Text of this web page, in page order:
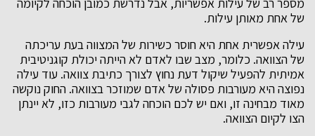
מספר רב של עילות אפשריות, אבל נדרשת כמובן הוכחה לקיומה
של אחת מאותן עילות.
עילה אפשרית אחת היא חוסר כשירות של המצווה בעת עריכתה
של הצוואה. כלומר, מצב שבו לאדם לא הייתה יכולת קוגניטיבית
אמיתית להפעיל שיקול דעת נחוץ לצורך כתיבת צוואה. עוד עילה
נפוצה היא מעורבות פסולה של אדם שמוזכר בצוואה. החוק נוקשה
מאוד מבחינה זו, ואם יש לכם הוכחה לגבי מעורבות כזו, לא יינתן
הצו לקיום הצוואה.